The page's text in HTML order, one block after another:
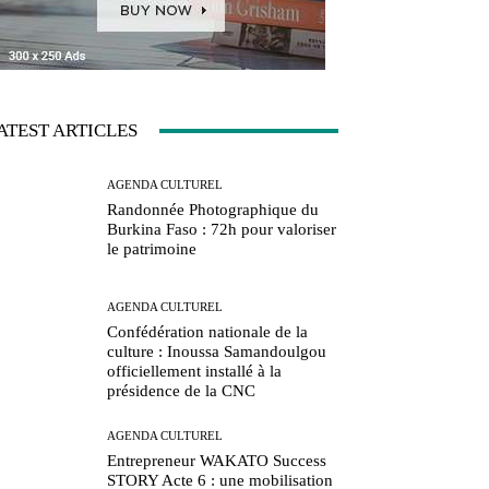
ARTICLES
AGENDA CULTUREL
Randonnée Photographique du
Burkina Faso : 72h pour valoriser
le patrimoine
AGENDA CULTUREL
Confédération nationale de la
culture : Inoussa Samandoulgou
officiellement installé à la
présidence de la CNC
AGENDA CULTUREL
Entrepreneur WAKATO Success
STORY Acte 6 : une mobilisation